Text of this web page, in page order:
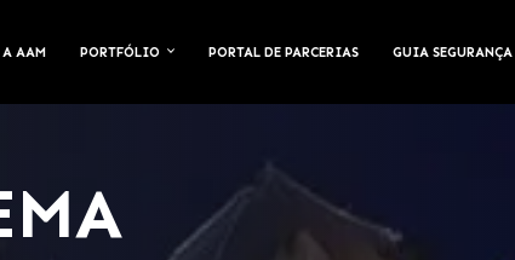
A AAM PORTFÓLIO PORTAL DE PARCERIAS GUIA SEGURANÇA